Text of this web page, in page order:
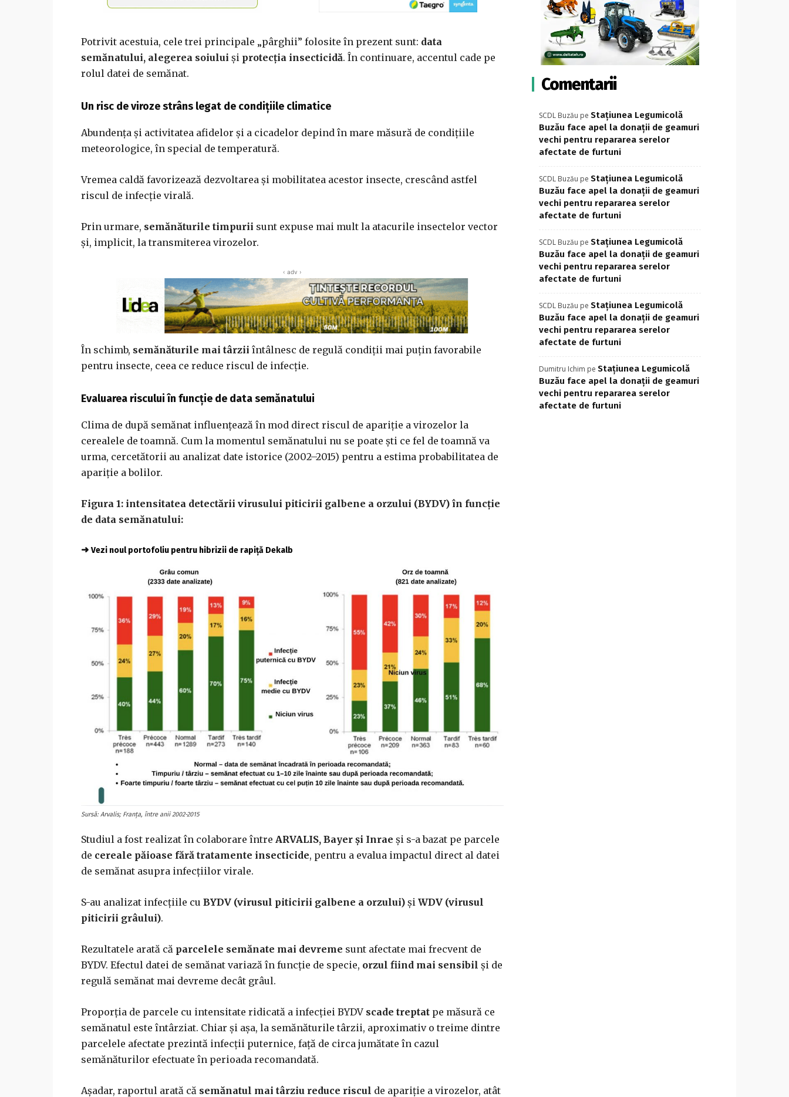
Potrivit acestuia, cele trei principale „pârghii” folosite în prezent sunt: data
semănatului, alegerea soiului și protecția insecticidă. În continuare, accentul cade pe
rolul datei de semănat.
Un risc de viroze strâns legat de condițiile climatice
Abundența și activitatea afidelor și a cicadelor depind în mare măsură de condițiile
meteorologice, în special de temperatură.
Vremea caldă favorizează dezvoltarea și mobilitatea acestor insecte, crescând astfel
riscul de infecție virală.
Prin urmare, semănăturile timpurii sunt expuse mai mult la atacurile insectelor vector
și, implicit, la transmiterea virozelor.
‹ adv ›
În schimb, semănăturile mai târzii întâlnesc de regulă condiții mai puțin favorabile
pentru insecte, ceea ce reduce riscul de infecție.
Evaluarea riscului în funcție de data semănatului
Clima de după semănat influențează în mod direct riscul de apariție a virozelor la
cerealele de toamnă. Cum la momentul semănatului nu se poate ști ce fel de toamnă va
urma, cercetătorii au analizat date istorice (2002–2015) pentru a estima probabilitatea de
apariție a bolilor.
Figura 1: intensitatea detectării virusului piticirii galbene a orzului (BYDV) în funcție
de data semănatului:
➜ Vezi noul portofoliu pentru hibrizii de rapiță Dekalb
Sursă: Arvalis; Franța, între anii 2002-2015
Studiul a fost realizat în colaborare între ARVALIS, Bayer și Inrae și s-a bazat pe parcele
de cereale păioase fără tratamente insecticide, pentru a evalua impactul direct al datei
de semănat asupra infecțiilor virale.
S-au analizat infecțiile cu BYDV (virusul piticirii galbene a orzului) și WDV (virusul
piticirii grâului).
Rezultatele arată că parcelele semănate mai devreme sunt afectate mai frecvent de
BYDV. Efectul datei de semănat variază în funcție de specie, orzul fiind mai sensibil și de
regulă semănat mai devreme decât grâul.
Proporția de parcele cu intensitate ridicată a infecției BYDV scade treptat pe măsură ce
semănatul este întârziat. Chiar și așa, la semănăturile târzii, aproximativ o treime dintre
parcelele afectate prezintă infecții puternice, față de circa jumătate în cazul
semănăturilor efectuate în perioada recomandată.
Așadar, raportul arată că semănatul mai târziu reduce riscul de apariție a virozelor, atât
Comentarii
SCDL Buzău pe Stațiunea Legumicolă
Buzău face apel la donații de geamuri
vechi pentru repararea serelor
afectate de furtuni
SCDL Buzău pe Stațiunea Legumicolă
Buzău face apel la donații de geamuri
vechi pentru repararea serelor
afectate de furtuni
SCDL Buzău pe Stațiunea Legumicolă
Buzău face apel la donații de geamuri
vechi pentru repararea serelor
afectate de furtuni
SCDL Buzău pe Stațiunea Legumicolă
Buzău face apel la donații de geamuri
vechi pentru repararea serelor
afectate de furtuni
Dumitru Ichim pe Stațiunea Legumicolă
Buzău face apel la donații de geamuri
vechi pentru repararea serelor
afectate de furtuni